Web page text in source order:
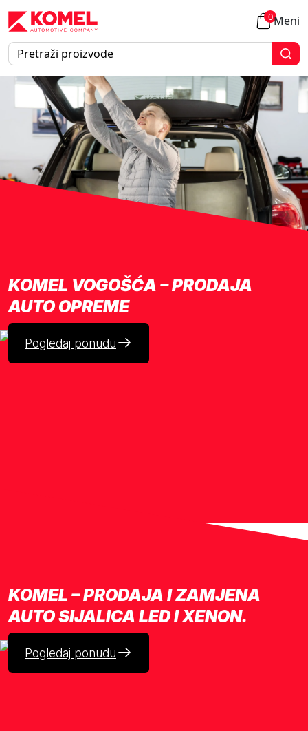
0Meni
KOMEL VOGOŠĆA – PRODAJA
AUTO OPREME
Pogledaj ponudu
KOMEL – PRODAJA I ZAMJENA
AUTO SIJALICA LED I XENON.
Pogledaj ponudu